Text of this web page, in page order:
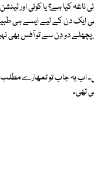
ناغہ کیا ہے؟ یا کوئی اور
ایک دن کے لیے ایسے ہی
دو دِن سے تو آفس بھی
گئی۔ اب یہ جاب تو تمھارے
تھی۔